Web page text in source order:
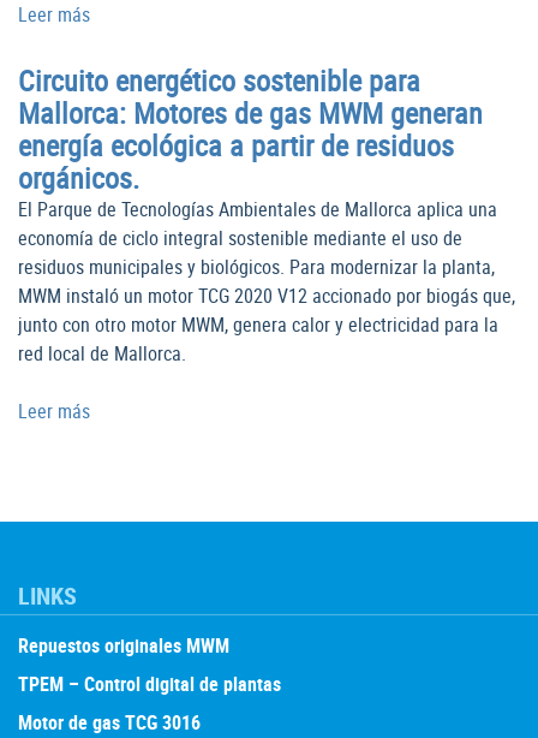
Leer más
Circuito energético sostenible para
Mallorca: Motores de gas MWM generan
energía ecológica a partir de residuos
orgánicos.
El Parque de Tecnologías Ambientales de Mallorca aplica una
economía de ciclo integral sostenible mediante el uso de
residuos municipales y biológicos. Para modernizar la planta,
MWM instaló un motor TCG 2020 V12 accionado por biogás que,
junto con otro motor MWM, genera calor y electricidad para la
red local de Mallorca.
Leer más
LINKS
Repuestos originales MWM
TPEM – Control digital de plantas
Motor de gas TCG 3016